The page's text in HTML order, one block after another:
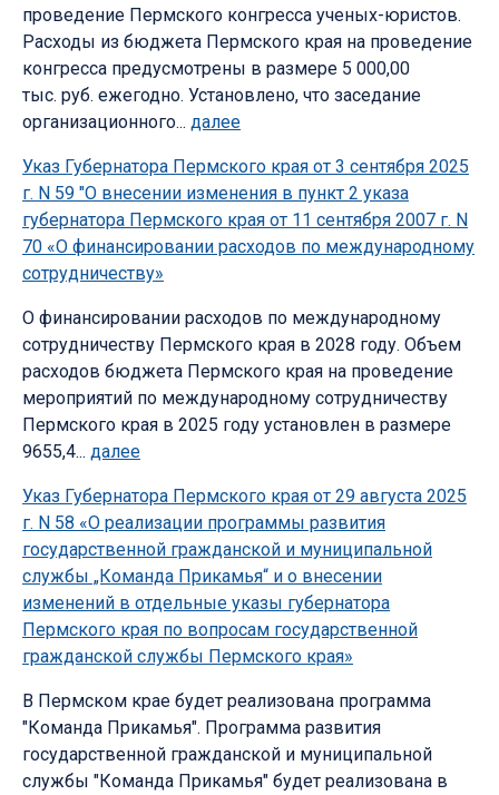
проведение Пермского конгресса ученых-юристов.
Расходы из бюджета Пермского края на проведение
конгресса предусмотрены в размере 5 000,00
тыс. руб. ежегодно. Установлено, что заседание
организационного... далее
Указ Губернатора Пермского края от 3 сентября 2025
г. N 59 "О внесении изменения в пункт 2 указа
губернатора Пермского края от 11 сентября 2007 г. N
70 «О финансировании расходов по международному
сотрудничеству»
О финансировании расходов по международному
сотрудничеству Пермского края в 2028 году. Объем
расходов бюджета Пермского края на проведение
мероприятий по международному сотрудничеству
Пермского края в 2025 году установлен в размере
9655,4... далее
Указ Губернатора Пермского края от 29 августа 2025
г. N 58 «О реализации программы развития
государственной гражданской и муниципальной
службы „Команда Прикамья“ и о внесении
изменений в отдельные указы губернатора
Пермского края по вопросам государственной
гражданской службы Пермского края»
В Пермском крае будет реализована программа
"Команда Прикамья". Программа развития
государственной гражданской и муниципальной
службы "Команда Прикамья" будет реализована в